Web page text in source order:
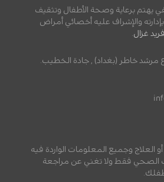
يهتم برعاية وصحة الأطفال وتثقيف
والإشراف عليه أخصائي أمراض
غزال.
مرشد خاطر (بغداد) , جادة الخطيب.
العلاج وجميع المعلومات الواردة فيه
الصحي فقط ولا تغني عن مراجعة